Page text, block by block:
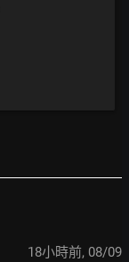
18小時前, 08/09